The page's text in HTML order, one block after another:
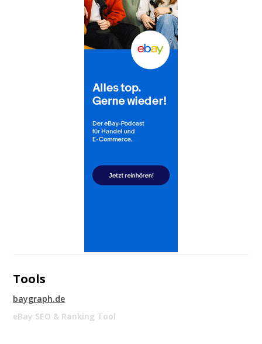
Tools
baygraph.de
eBay SEO & Ranking Tool